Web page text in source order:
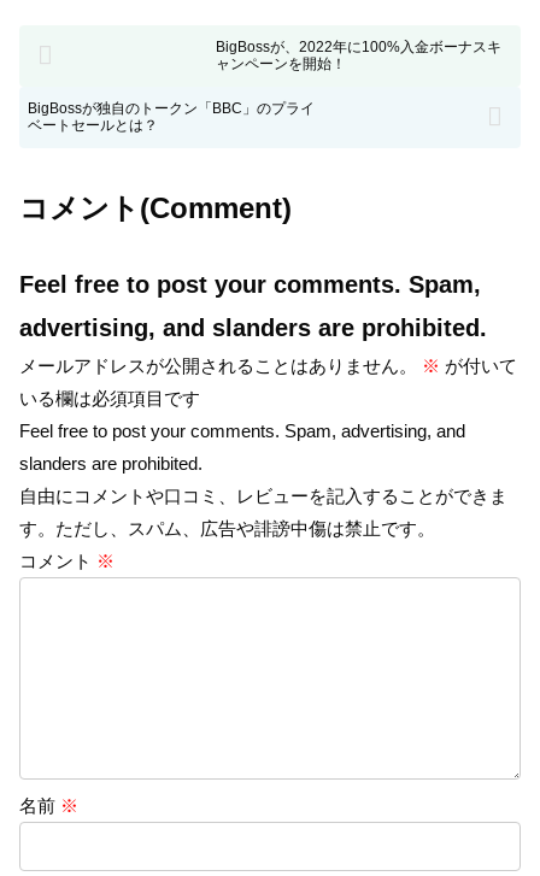
BigBossが、2022年に100%入金ボーナスキ
ャンペーンを開始！
BigBossが独自のトークン「BBC」のプライ
ベートセールとは？
コメント(Comment)
Feel free to post your comments. Spam,
advertising, and slanders are prohibited.
メールアドレスが公開されることはありません。 ※ が付いて
いる欄は必須項目です
Feel free to post your comments. Spam, advertising, and
slanders are prohibited.
自由にコメントや口コミ、レビューを記入することができま
す。ただし、スパム、広告や誹謗中傷は禁止です。
コメント ※
名前 ※